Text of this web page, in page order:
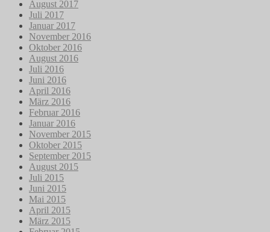
August 2017
Juli 2017
Januar 2017
November 2016
Oktober 2016
August 2016
Juli 2016
Juni 2016
April 2016
März 2016
Februar 2016
Januar 2016
November 2015
Oktober 2015
September 2015
August 2015
Juli 2015
Juni 2015
Mai 2015
April 2015
März 2015